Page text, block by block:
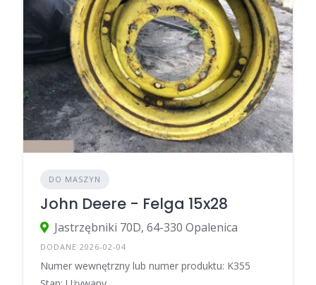
DO MASZYN
John Deere - Felga 15x28
Jastrzębniki 70D, 64-330 Opalenica
DODANE 2026-02-04
Numer wewnętrzny lub numer produktu: K355